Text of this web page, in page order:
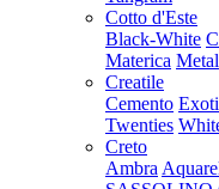
Cotto d'Este
Black-White
Materica Metal
Creatile
Cemento
Twenties
Creto
Ambra